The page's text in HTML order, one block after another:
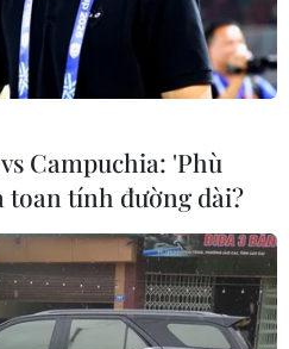
Campuchia: 'Phù
toan tính đường dài?